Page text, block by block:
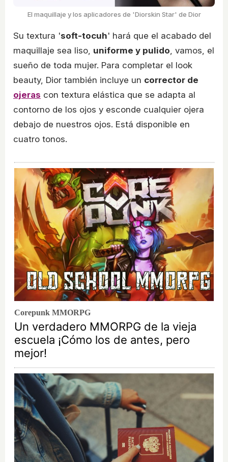
El maquillaje y los aplicadores de 'Diorskin Star' de Dior
Su textura 'soft-tocuh' hará que el acabado del
maquillaje sea liso, uniforme y pulido , vamos, el
sueño de toda mujer. Para completar el look
beauty, Dior también incluye un corrector de
ojeras con textura elástica que se adapta al
contorno de los ojos y esconde cualquier ojera
debajo de nuestros ojos. Está disponible en
cuatro tonos.
Corepunk MMORPG
Un verdadero MMORPG de la vieja
escuela ¡Cómo los de antes, pero
mejor!